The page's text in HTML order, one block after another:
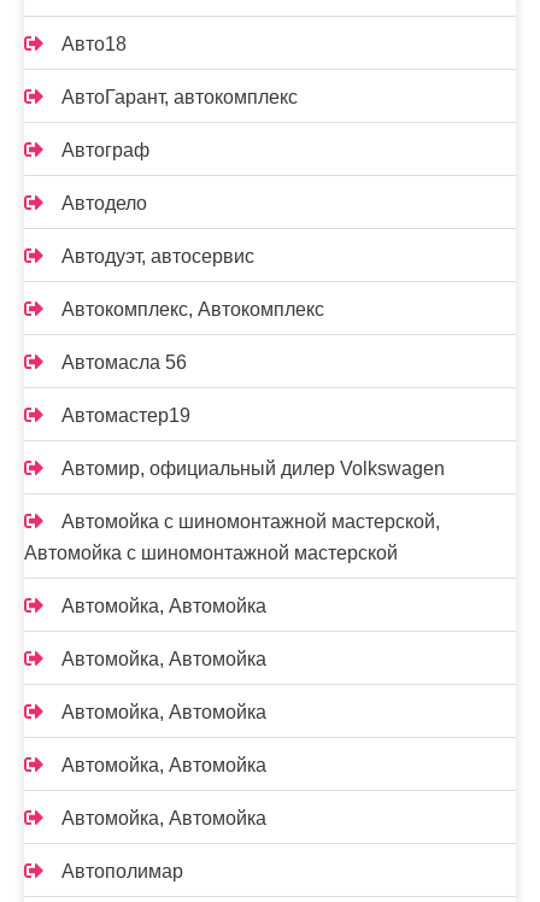
Авто18
АвтоГарант, автокомплекс
Автограф
Автодело
Автодуэт, автосервис
Автокомплекс, Автокомплекс
Автомасла 56
Автомастер19
Автомир, официальный дилер Volkswagen
Автомойка с шиномонтажной мастерской,
Автомойка с шиномонтажной мастерской
Автомойка, Автомойка
Автомойка, Автомойка
Автомойка, Автомойка
Автомойка, Автомойка
Автомойка, Автомойка
Автополимар